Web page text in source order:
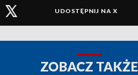
UDOSTĘPNIJ NA X
ZOBACZ TAKŻE